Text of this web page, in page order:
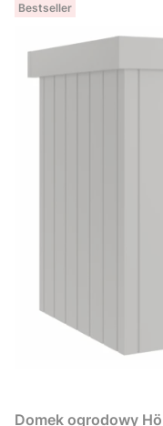
Bestseller
Domek ogrodowy